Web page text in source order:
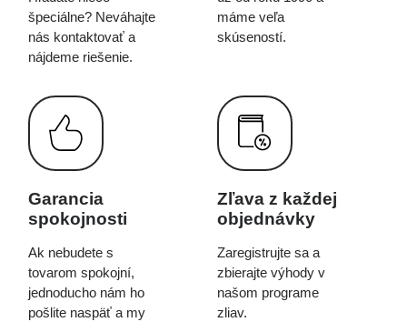
špeciálne? Neváhajte
nás kontaktovať a
nájdeme riešenie.
máme veľa
skúseností.
Garancia
spokojnosti
Ak nebudete s
tovarom spokojní,
jednoducho nám ho
pošlite naspäť a my
Zľava z každej
objednávky
Zaregistrujte sa a
zbierajte výhody v
našom programe
zliav.